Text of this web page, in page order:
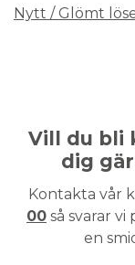
Nytt / Glömt
Vill du bli
dig
Kontakta vår
00 så svarar
en